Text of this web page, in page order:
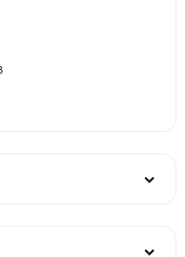
performansama.